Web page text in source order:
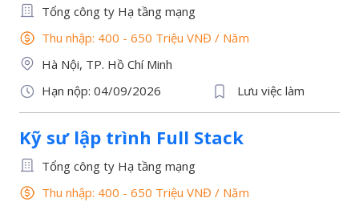
Tổng công ty Hạ tầng mạng
Thu nhập: 400 - 650 Triệu VNĐ/ Năm
Hà Nội, TP. Hồ Chí Minh
Hạn nộp: 04/09/2026
Lưu việc làm
Kỹ sư lập trình Full Stack
Tổng công ty Hạ tầng mạng
Thu nhập: 400 - 650 Triệu VNĐ/ Năm